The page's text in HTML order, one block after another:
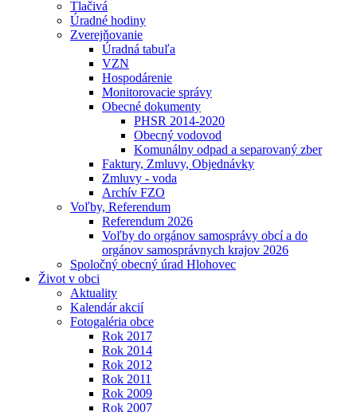
Tlačivá
Úradné hodiny
Zverejňovanie
Úradná tabuľa
VZN
Hospodárenie
Monitorovacie správy
Obecné dokumenty
PHSR 2014-2020
Obecný vodovod
Komunálny odpad a separovaný zber
Faktury, Zmluvy, Objednávky
Zmluvy - voda
Archív FZO
Voľby, Referendum
Referendum 2026
Voľby do orgánov samosprávy obcí a do
orgánov samosprávnych krajov 2026
Spoločný obecný úrad Hlohovec
Život v obci
Aktuality
Kalendár akcií
Fotogaléria obce
Rok 2017
Rok 2014
Rok 2012
Rok 2011
Rok 2009
Rok 2007